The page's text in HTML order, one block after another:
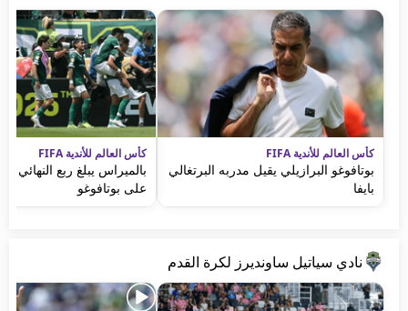
كأس العالم للأندية FIFA
بوتافوغو البرازيلي يقيل مدربه البرتغالي
بايفا
كأس العالم للأندية FIFA
بالميراس يبلغ ربع النهائي
على بوتافوغو
نادي سياتيل ساونديرز لكرة القدم